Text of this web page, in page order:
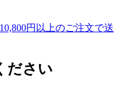
円以上のご注文で送
ださい